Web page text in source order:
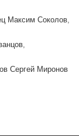
Максим Соколов
,
Сергей Миронов